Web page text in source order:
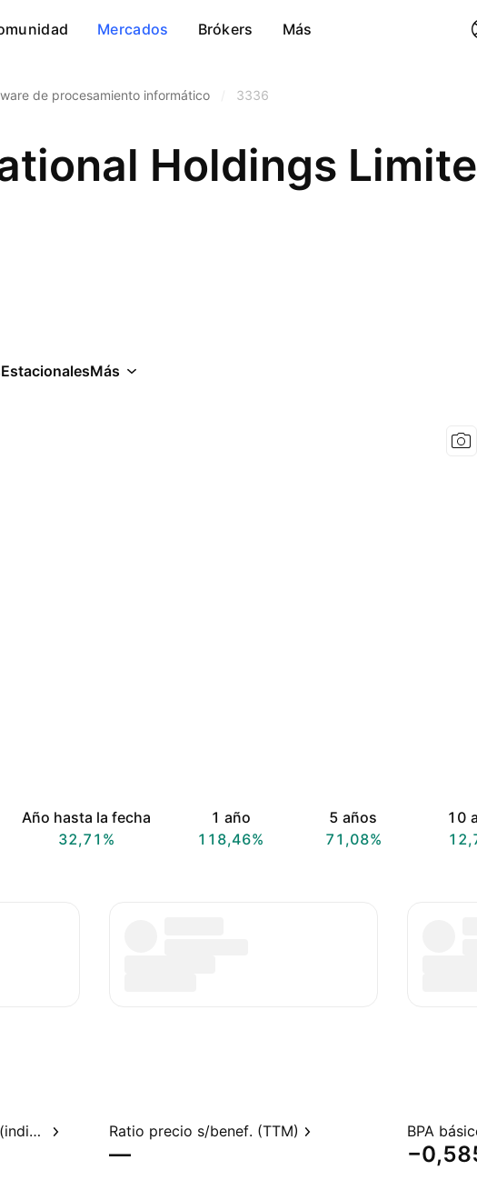
Mercados Brókers Más
de procesamiento informático 3336
Holdings
EstacionalesMás
Año hasta la fecha
32,71%
1 año
118,46%
5 años
71,08%
10
Rendimiento del dividendo (indicado) Ratio precio s/benef. (TTM)
—
BPA